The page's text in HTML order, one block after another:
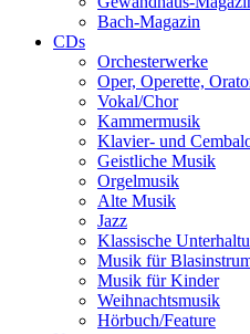
Bach-Magazin
CDs
Orchesterwerke
Oper, Operette,
Vokal/Chor
Kammermusik
Klavier- und
Geistliche Musik
Orgelmusik
Alte Musik
Jazz
Klassische
Musik für
Musik für Kinder
Weihnachtsmusik
Hörbuch/Feature